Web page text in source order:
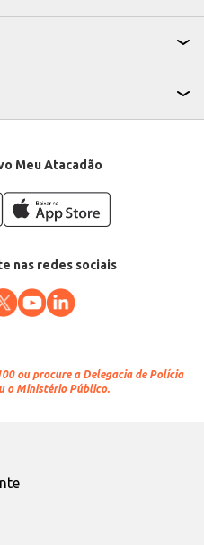
Meu Atacadão
nas redes sociais
ou procure a Delegacia de Polícia
o Ministério Público.